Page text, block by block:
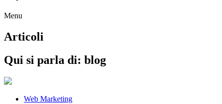
Menu
Articoli
Qui si parla di: blog
Web Marketing